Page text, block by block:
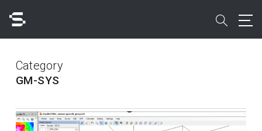
main
search
Category
GM-SYS